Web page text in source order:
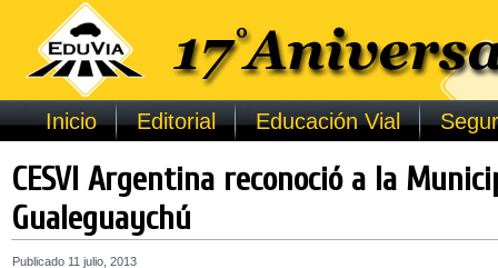
Inicio Editorial Educación Vial
CESVI Argentina reconoció a la
Gualeguaychú
Publicado 11 julio, 2013